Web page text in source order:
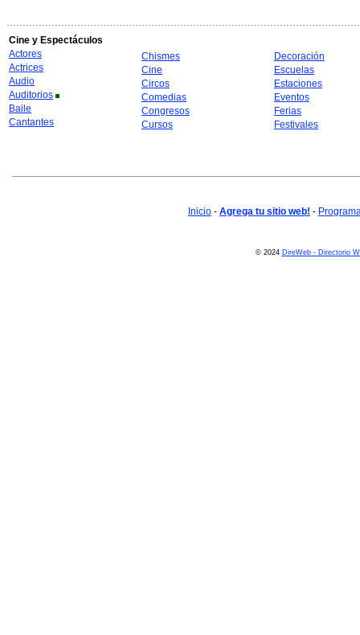
Cine y Espectáculos
Actores
Actrices
Audio
Auditorios
Baile
Cantantes
Chismes
Cine
Circos
Comedias
Congresos
Cursos
Decoración
Escuelas
Estaciones
Eventos
Ferias
Festivales
Inicio - Agrega tu sitio web! -
© 2024 DireWeb - Directorio